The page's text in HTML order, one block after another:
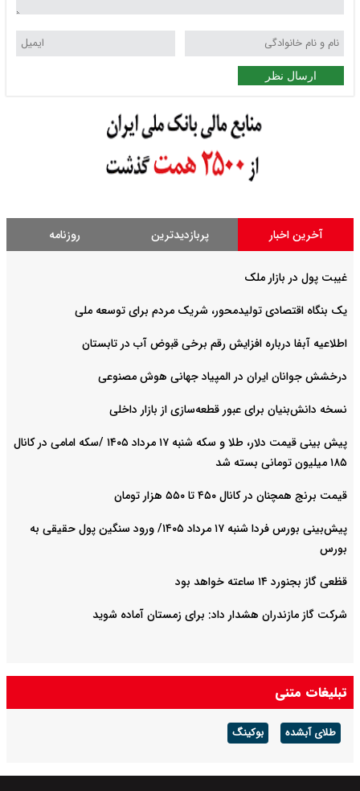
ارسال نظر
آخرین اخبار پربازدیدترین روزنامه
غیبت پول در بازار ملک
یک بنگاه اقتصادی تولیدمحور، شریک مردم برای توسعه ملی
اطلاعیه آبفا درباره افزایش رقم برخی قبوض آب در تابستان
درخشش جوانان ایران در المپیاد جهانی هوش مصنوعی
نسخه دانش‌بنیان برای عبور قطعه‌سازی از بازار داخلی
پیش ‌بینی قیمت دلار، طلا و سکه شنبه ۱۷ مرداد ۱۴۰۵ /سکه امامی در کانال
۱۸۵ میلیون تومانی بسته شد
قیمت برنج همچنان در کانال ۴۵۰ تا ۵۵۰ هزار تومان
پیش‌بینی بورس فردا شنبه ۱۷ مرداد ۱۴۰۵/ ورود سنگین پول حقیقی به
بورس
قظعی گاز بجنورد ۱۴ ساعته خواهد بود
شرکت گاز مازندران هشدار داد: برای زمستان آماده شوید
تبلیغات متنی
طلای آبشده بوکینگ